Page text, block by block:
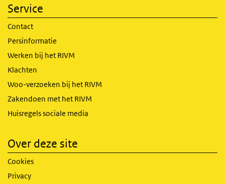
Service
Contact
Persinformatie
Werken bij het RIVM
Klachten
Woo-verzoeken bij het RIVM
Zakendoen met het RIVM
Huisregels sociale media
Over deze site
Cookies
Privacy